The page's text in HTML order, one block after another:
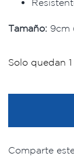
Tamaño: 9cm
Solo quedan
Comparte